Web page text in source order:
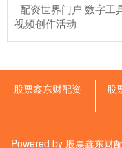
配资世界门户 数字工
视频创作活动
股票鑫东财配资 股
Powered by 股票鑫东财